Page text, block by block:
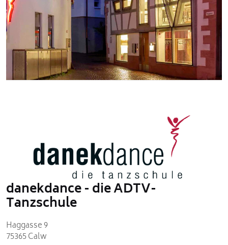
danekdance - die ADTV-
Tanzschule
Haggasse 9
75365 Calw